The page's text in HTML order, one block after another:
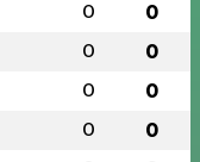
0 0
0 0
0 0
0 0